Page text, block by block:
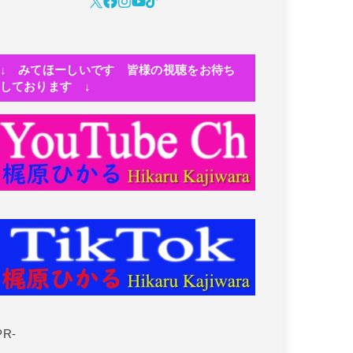
↓ みてほーしいです 皆様の視聴をお待ち
しております ↓